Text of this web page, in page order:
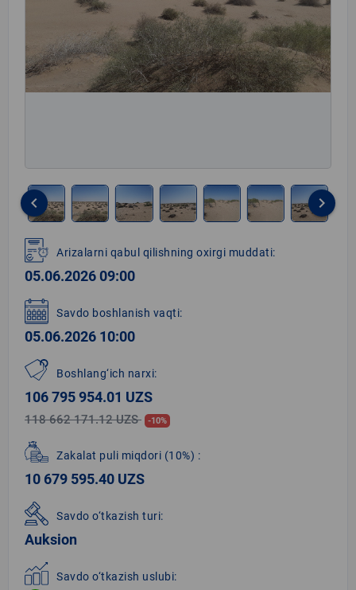
1
of
8
keyboard_arrow_left keyboard_arrow_right
Arizalarni qabul qilishning oxirgi muddati:
05.06.2026 09:00
Savdo boshlanish vaqti:
05.06.2026 10:00
Boshlang‘ich narxi:
106 795 954.01 UZS
118 662 171.12 UZS -10%
Zakalat puli miqdori (10%) :
10 679 595.40 UZS
Savdo o‘tkazish turi:
Auksion
Savdo o‘tkazish uslubi: